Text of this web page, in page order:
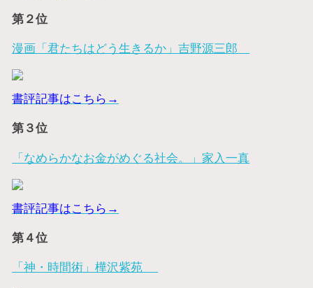
第２位
漫画「君たちはどう生きるか」吉野源三郎
書評記事はこちら→
第３位
「なめらかなお金がめぐる社会。」家入一真
書評記事はこちら→
第４位
「神・時間術」樺沢紫苑